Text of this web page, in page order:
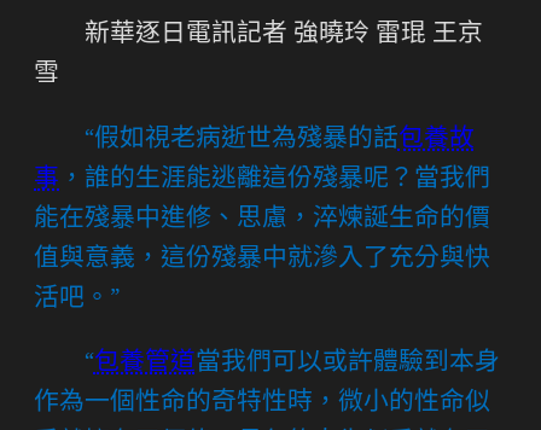
新華逐日電訊記者 強曉玲 雷琨 王京
雪
“假如視老病逝世為殘暴的話包養故
事 ，誰的生涯能逃離這份殘暴呢？當我們
能在殘暴中進修、思慮，淬煉誕生命的價
值與意義，這份殘暴中就滲入了充分與快
活吧。”
“包養管道當我們可以或許體驗到本身
作為一個性命的奇特性時，微小的性命似